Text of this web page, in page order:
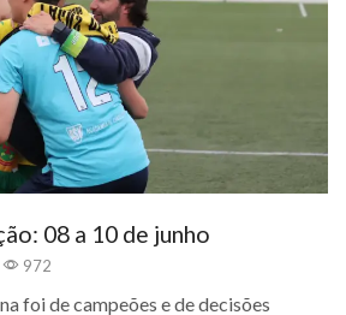
08 a 10 de junho
972
foi de campeões e de decisões